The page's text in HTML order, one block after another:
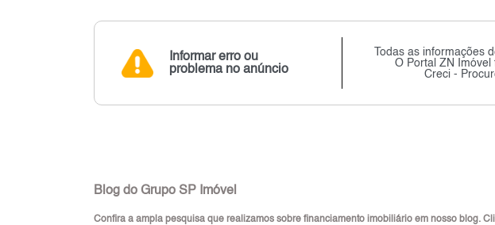
Informar erro ou
problema no anúncio
Todas as informações
O Portal ZN Imóvel
Creci -
Blog do Grupo SP Imóvel
Confira a ampla pesquisa que realizamos sobre financiamento imobiliário em nosso blog.